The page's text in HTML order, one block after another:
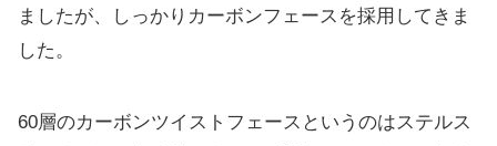
ましたが、
しっかりカーボンフェースを採用してきま
した。
60層のカーボンツイストフェースというのはステルス